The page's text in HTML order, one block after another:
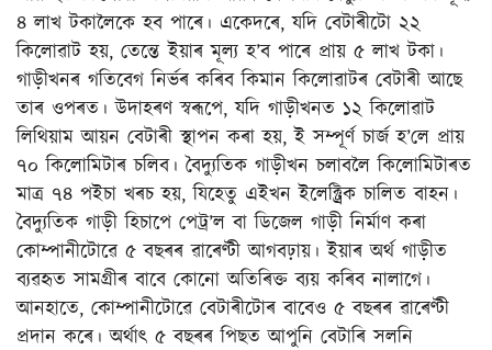
৪ লাখ টকালৈকে হব পাৰে। একেদৰে, যদি বেটাৰীটো ২২
কিলোৱাট হয়, তেন্তে ইয়াৰ মূল্য হ’ব পাৰে প্ৰায় ৫ লাখ টকা।
গাড়ীখনৰ গতিবেগ নিৰ্ভৰ কৰিব কিমান কিলোৱাটৰ বেটাৰী আছে
তাৰ ওপৰত। উদাহৰণ স্বৰূপে, যদি গাড়ীখনত ১২ কিলোৱাট
লিথিয়াম আয়ন বেটাৰী স্থাপন কৰা হয়, ই সম্পূৰ্ণ চাৰ্জ হ’লে প্ৰায়
৭০ কিলোমিটাৰ চলিব। বৈদ্যুতিক গাড়ীখন চলাবলৈ কিলোমিটাৰত
মাত্ৰ ৭৪ পইচা খৰচ হয়, যিহেতু এইখন ইলেক্ট্ৰিক চালিত বাহন।
বৈদ্যুতিক গাড়ী হিচাপে পেট্ৰ’ল বা ডিজেল গাড়ী নিৰ্মাণ কৰা
কোম্পানীটোৱে ৫ বছৰৰ ৱাৰেণ্টী আগবঢ়ায়। ইয়াৰ অৰ্থ গাড়ীত
ব্যৱহৃত সামগ্ৰীৰ বাবে কোনো অতিৰিক্ত ব্যয় কৰিব নালাগে।
আনহাতে, কোম্পানীটোৱে বেটাৰীটোৰ বাবেও ৫ বছৰৰ ৱাৰেণ্টী
প্ৰদান কৰে। অৰ্থাৎ ৫ বছৰৰ পিছত আপুনি বেটাৰি সলনি